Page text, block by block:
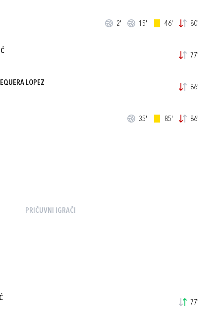
2' 15' 46' 80'
77'
LOPEZ
86'
35' 85' 86'
PRIČUVNI IGRAČI
77'